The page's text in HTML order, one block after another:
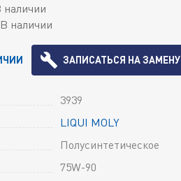
наличии
ЗАПИСАТЬСЯ НА ЗАМЕНУ
3939
LIQUI MOLY
Полусинтетическое
75W-90